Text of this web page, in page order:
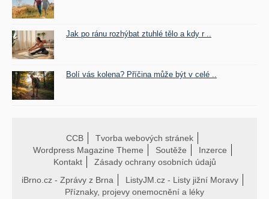
Jak po ránu rozhýbat ztuhlé tělo a kdy r ..
Bolí vás kolena? Příčina může být v celé ..
CCB
Tvorba webových stránek
Wordpress Magazine Theme
Soutěže
Inzerce
Kontakt
Zásady ochrany osobních údajů
iBrno.cz - Zprávy z Brna
ListyJM.cz - Listy jižní Moravy
Příznaky, projevy onemocnění a léky